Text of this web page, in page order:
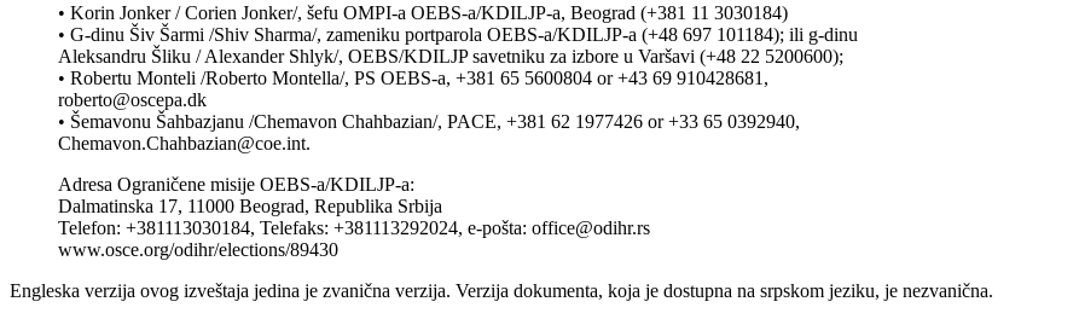
• Korin Jonker / Corien Jonker/, šefu OMPI-a OEBS-a/KDILJP-a, Beograd (+381 11 3030184)
• G-dinu Šiv Šarmi /Shiv Sharma/, zameniku portparola OEBS-a/KDILJP-a (+48 697 101184); ili g-dinu
Aleksandru Šliku / Alexander Shlyk/, OEBS/KDILJP savetniku za izbore u Varšavi (+48 22 5200600);
• Robertu Monteli /Roberto Montella/, PS OEBS-a, +381 65 5600804 or +43 69 910428681,
roberto@oscepa.dk
• Šemavonu Šahbazjanu /Chemavon Chahbazian/, PACE, +381 62 1977426 or +33 65 0392940,
Chemavon.Chahbazian@coe.int.
Adresa Ograničene misije OEBS-a/KDILJP-a:
Dalmatinska 17, 11000 Beograd, Republika Srbija
Telefon: +381113030184, Telefaks: +381113292024, e-pošta: office@odihr.rs
www.osce.org/odihr/elections/89430
Engleska verzija ovog izveštaja jedina je zvanična verzija. Verzija dokumenta, koja je dostupna na srpskom jeziku, je nezvanična.